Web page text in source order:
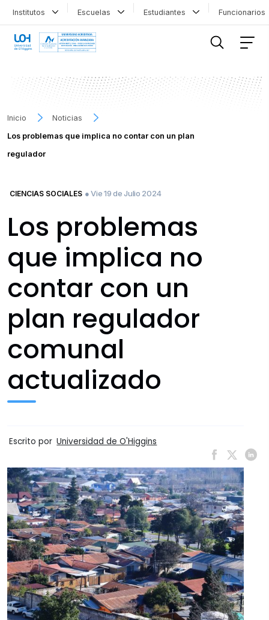
Institutos Escuelas Estudiantes
Inicio
Noticias
Los problemas que implica no contar con un plan
regulador
CIENCIAS SOCIALES ● Vie 19 de Julio 2024
Los problemas
que implica no
contar con un
plan regulador
comunal
actualizado
Escrito por Universidad de O'Higgins